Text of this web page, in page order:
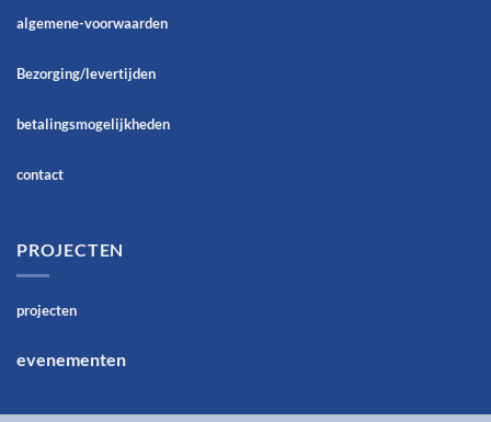
algemene-voorwaarden
Bezorging/levertijden
betalingsmogelijkheden
contact
PROJECTEN
projecten
evenementen